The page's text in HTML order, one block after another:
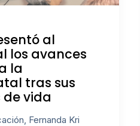
al
los avances
la
tras sus
de vida
Fernanda Kri